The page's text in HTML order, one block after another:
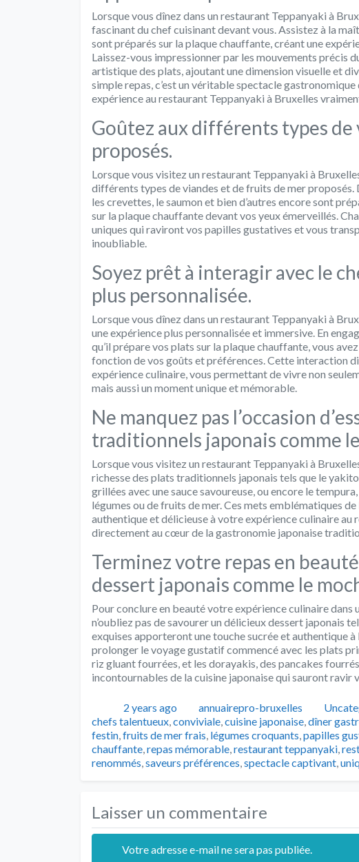
Lorsque vous dînez dans un restaurant Teppanyaki à
fascinant du chef cuisinant devant vous. Assistez à la
sont préparés sur la plaque chauffante, créant une
Laissez-vous impressionner par les mouvements précis
artistique des plats, ajoutant une dimension visuelle et
simple repas, c’est un véritable spectacle
expérience au restaurant Teppanyaki à Bruxelles
Goûtez aux différents types
proposés.
Lorsque vous visitez un restaurant Teppanyaki à
différents types de viandes et de fruits de mer
les crevettes, le saumon et bien d’autres encore sont
sur la plaque chauffante devant vos yeux émerveillés.
uniques qui raviront vos papilles gustatives et vous
inoubliable.
Soyez prêt à interagir avec le
plus personnalisée.
Lorsque vous dînez dans un restaurant Teppanyaki à
une expérience plus personnalisée et immersive. En
qu’il prépare vos plats sur la plaque chauffante, vous
fonction de vos goûts et préférences. Cette interaction
expérience culinaire, vous permettant de vivre non
mais aussi un moment unique et mémorable.
Ne manquez pas l’occasion
traditionnels japonais comme
Lorsque vous visitez un restaurant Teppanyaki à
richesse des plats traditionnels japonais tels que le
grillées avec une sauce savoureuse, ou encore le
légumes ou de fruits de mer. Ces mets emblématiques
authentique et délicieuse à votre expérience culinaire
directement au cœur de la gastronomie japonaise
Terminez votre repas en
dessert japonais comme le
Pour conclure en beauté votre expérience culinaire dans
n’oubliez pas de savourer un délicieux dessert japonais
exquises apporteront une touche sucrée et authentique
prolonger le voyage gustatif commencé avec les plats
riz gluant fourrées, et les dorayakis, des pancakes
incontournables de la cuisine japonaise qui sauront
Publié2 years ago Auteur
annuairepro-bruxelles
chefs talentueux,conviviale,cuisine japonaise,dîner
festin,fruits de mer frais, légumes croquants,papilles
chauffante,repas mémorable,restaurant teppanyaki,
renommés,saveurs préférences,spectacle captivant,
Laisser un commentaire
Votre adresse e-mail ne sera pas publiée.